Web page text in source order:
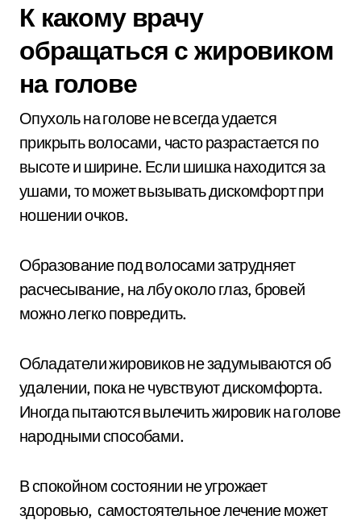
К какому врачу
обращаться с жировиком
на голове
Опухоль на голове не всегда удается
прикрыть волосами, часто разрастается по
высоте и ширине. Если шишка находится за
ушами, то может вызывать дискомфорт при
ношении очков.
Образование под волосами затрудняет
расчесывание, на лбу около глаз, бровей
можно легко повредить.
Обладатели жировиков не задумываются об
удалении, пока не чувствуют дискомфорта.
Иногда пытаются вылечить жировик на голове
народными способами.
В спокойном состоянии не угрожает
здоровью, самостоятельное лечение может